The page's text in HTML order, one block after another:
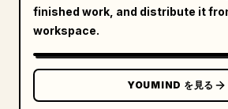
finished work, and distribute it
workspace.
YOUMIND を見る